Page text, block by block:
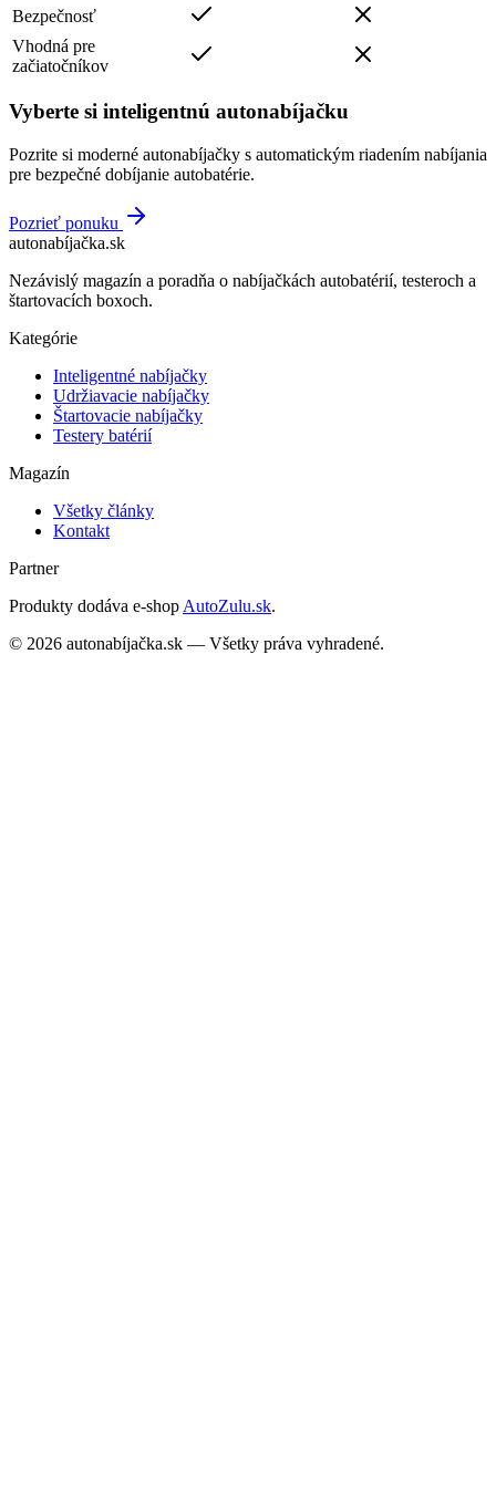
Bezpečnosť
Vhodná pre
začiatočníkov
Vyberte si inteligentnú autonabíjačku
Pozrite si moderné autonabíjačky s automatickým riadením nabíjania
pre bezpečné dobíjanie autobatérie.
Pozrieť ponuku
autonabíjačka.sk
Nezávislý magazín a poradňa o nabíjačkách autobatérií, testeroch a
štartovacích boxoch.
Kategórie
Inteligentné nabíjačky
Udržiavacie nabíjačky
Štartovacie nabíjačky
Testery batérií
Magazín
Všetky články
Kontakt
Partner
Produkty dodáva e-shop AutoZulu.sk.
© 2026 autonabíjačka.sk — Všetky práva vyhradené.